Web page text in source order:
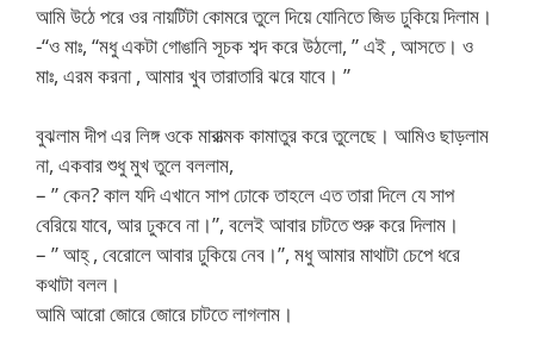
আমি উঠে পরে ওর নায়টিটা কোমরে তুলে দিয়ে যোনিতে জিভ ঢুকিয়ে দিলাম।
-“ও মাঃ, “মধু একটা গোঙানি সূচক শব্দ করে উঠলো, ” এই , আসতে। ও
মাঃ, এরম করনা , আমার খুব তারাতারি ঝরে যাবে। ”
বুঝলাম দীপ এর লিঙ্গ ওকে মারাত্মক কামাতুর করে তুলেছে। আমিও ছাড়লাম
না, একবার শুধু মুখ তুলে বললাম,
– ” কেন? কাল যদি এখানে সাপ ঢোকে তাহলে এত তারা দিলে যে সাপ
বেরিয়ে যাবে, আর ঢুকবে না।”, বলেই আবার চাটতে শুরু করে দিলাম।
– ” আহ্ , বেরোলে আবার ঢুকিয়ে নেব।”, মধু আমার মাথাটা চেপে ধরে
কথাটা বলল।
আমি আরো জোরে জোরে চাটতে লাগলাম।